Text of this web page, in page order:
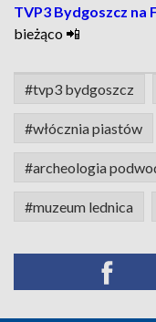
TVP3 Bydgoszcz na
bieżąco 📲
#tvp3 bydgoszcz
#włócznia piastów
#archeologia
#muzeum lednica